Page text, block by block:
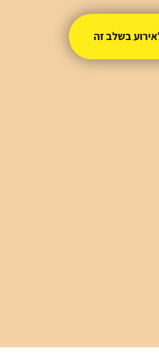
בשלב זה